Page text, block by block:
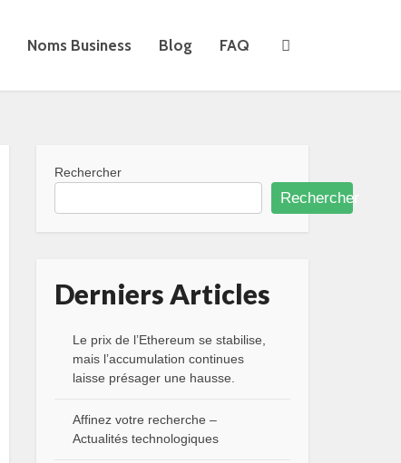
Noms Business Blog FAQ
Rechercher
Rechercher
Derniers Articles
Le prix de l’Ethereum se stabilise,
mais l’accumulation continues
laisse présager une hausse.
Affinez votre recherche –
Actualités technologiques